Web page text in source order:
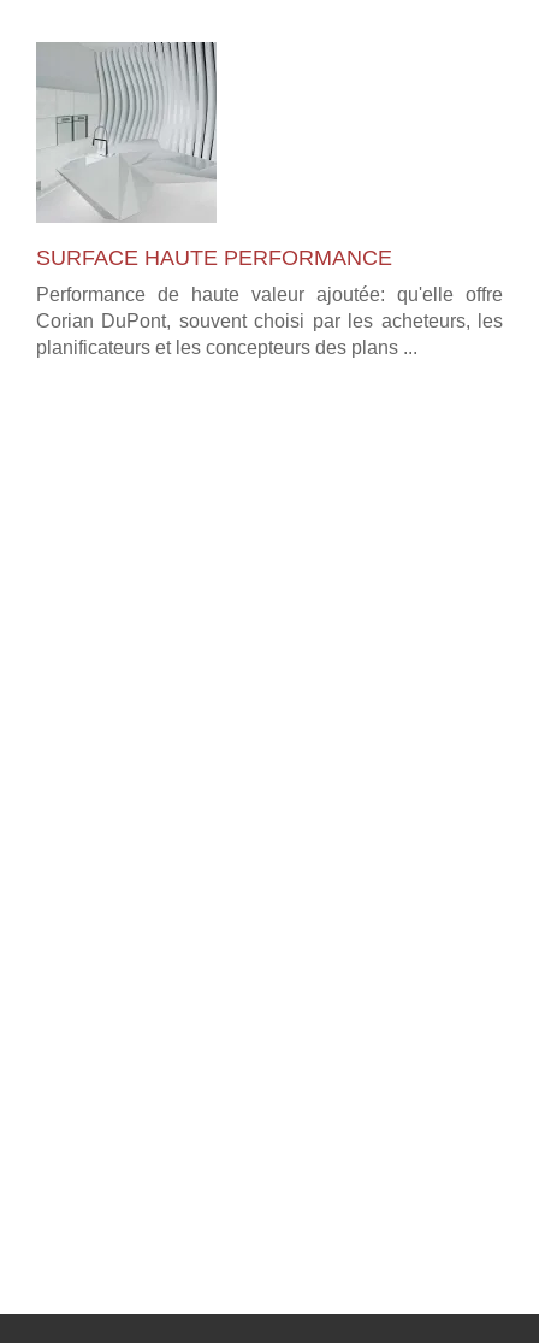
SURFACE HAUTE PERFORMANCE
Performance de haute valeur ajoutée: qu'elle offre
Corian DuPont, souvent choisi par les acheteurs, les
planificateurs et les concepteurs des plans ...